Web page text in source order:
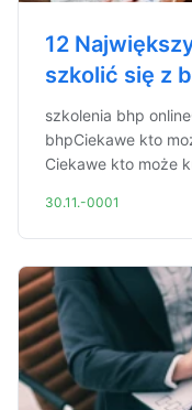
12
szkolić się z
szkolenia bhp
bhpCiekawe kto
Ciekawe kto może
30.11.-0001